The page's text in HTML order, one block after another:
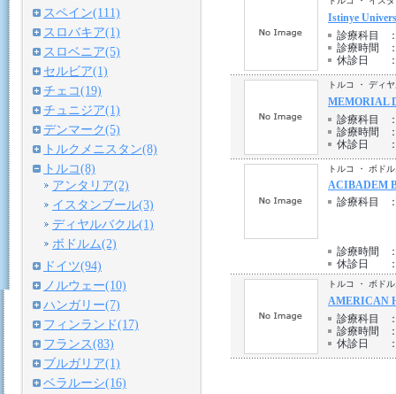
Istinye
診療科目
診療時間
休診日
トルコ ・ ディ
MEMORIAL
診療科目
診療時間
休診日
トルコ ・ ボド
ACIBADEM
診療科目
診療時間
休診日
トルコ ・ ボド
AMERICAN
診療科目
診療時間
休診日
スペイン(111)
スロバキア(1)
スロベニア(5)
セルビア(1)
チェコ(19)
チュニジア(1)
デンマーク(5)
トルクメニスタン(8)
トルコ(8)
アンタリア(2)
イスタンブール(3)
ディヤルバクル(1)
ボドルム(2)
ドイツ(94)
ノルウェー(10)
ハンガリー(7)
フィンランド(17)
フランス(83)
ブルガリア(1)
ベラルーシ(16)